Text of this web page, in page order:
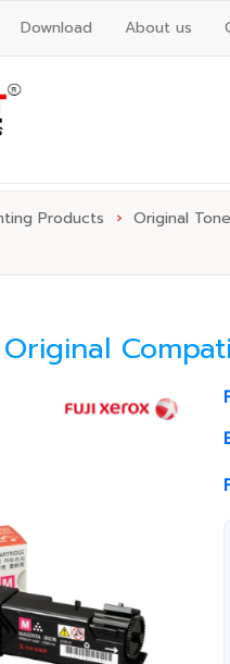
Download About us
Products › Original